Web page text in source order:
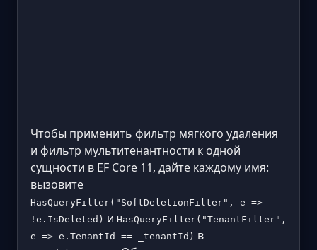
Чтобы применить фильтр мягкого удаления
и фильтр мультитенантности к одной
сущности в EF Core 11, дайте каждому имя:
вызовите
HasQueryFilter("SoftDeletionFilter", e =>
!e.IsDeleted) и HasQueryFilter("TenantFilter",
e => e.TenantId == _tenantId) в